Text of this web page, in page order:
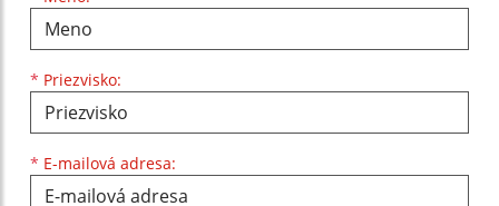
* Priezvisko:
* E-mailová adresa: